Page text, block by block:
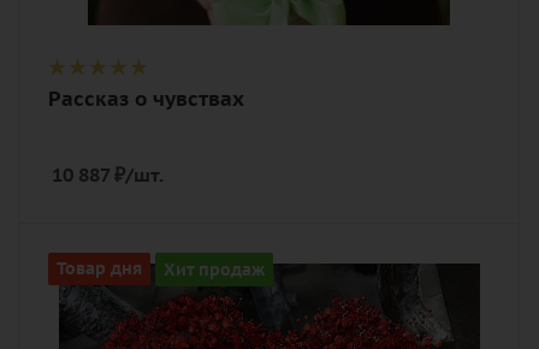
Рассказ о чувствах
10 887 ₽/шт.
Товар дня Хит продаж
Цвет
белый, красный
Описание